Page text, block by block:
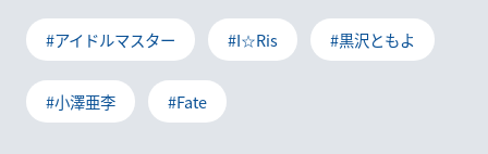
#アイドルマスター #I☆Ris #黒沢ともよ
#小澤亜李 #Fate